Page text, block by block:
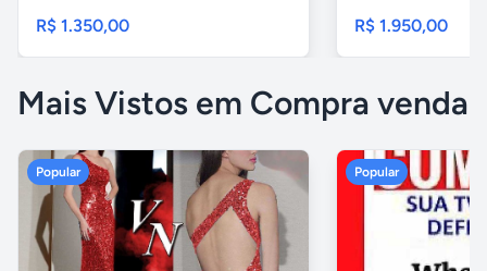
R$ 1.350,00 R$ 1.950,00
Mais Vistos em Compra venda
Popular Popular